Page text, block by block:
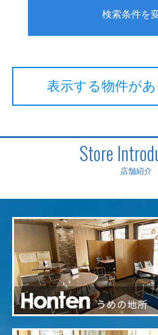
検索条件を
表示する物件があ
Store
店舗紹介